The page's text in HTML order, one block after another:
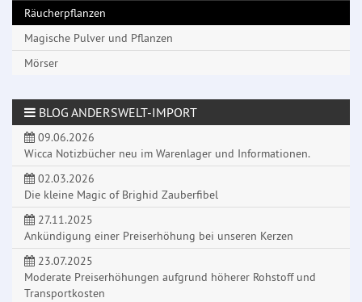
Räucherpflanzen
Magische Pulver und Pflanzen
Mörser
BLOG ANDERSWELT-IMPORT
09.06.2026
Wicca Notizbücher neu im Warenlager und Informationen.
02.03.2026
Die kleine Magic of Brighid Zauberfibel
27.11.2025
Ankündigung einer Preiserhöhung bei unseren Kerzen
23.07.2025
Moderate Preiserhöhungen aufgrund höherer Rohstoff und
Transportkosten